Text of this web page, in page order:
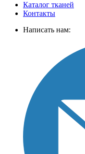
Каталог тканей
Контакты
Написать нам: